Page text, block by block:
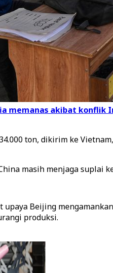
memanas akibat konflik
ton, dikirim ke
masih menjaga suplai
Beijing
produksi.